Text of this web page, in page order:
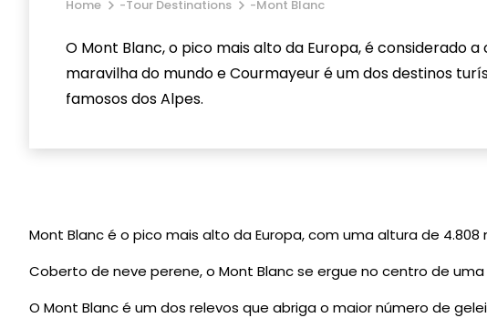
Home -Tour Destinations -Mont Blanc
O Mont Blanc, o pico mais alto da Europa, é considerado a
maravilha do mundo e Courmayeur é um dos destinos
famosos dos Alpes.
Mont Blanc é o pico mais alto da Europa, com uma altura de 4.808
Coberto de neve perene, o Mont Blanc se ergue no centro de
O Mont Blanc é um dos relevos que abriga o maior número de